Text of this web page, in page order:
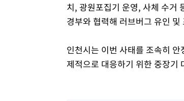
치, 광원포집기 운영, 사체 수거
경부와 협력해 러브버그 유인
인천시는 이번 사태를 조속히
제적으로 대응하기 위한 중장기